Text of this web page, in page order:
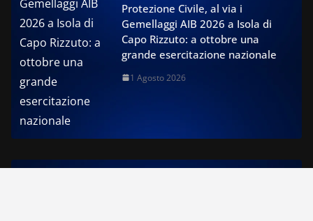
Protezione Civile, al via i
Gemellaggi AIB 2026 a Isola di
Capo Rizzuto: a ottobre una
grande esercitazione nazionale
1 Agosto 2026